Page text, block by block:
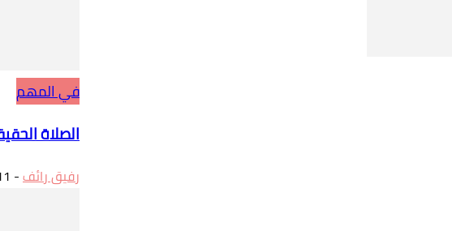
في المهم
الصلاة
رفيق رائف-
11